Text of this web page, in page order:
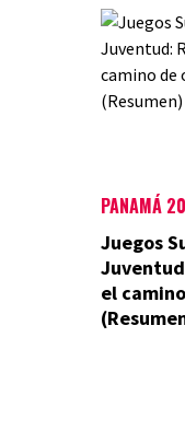
PANAMÁ
Juegos
el